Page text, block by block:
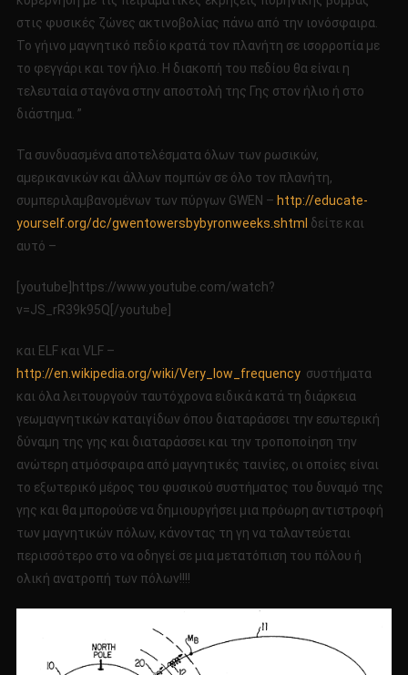
στις φυσικές ζώνες ακτινοβολίας πάνω από την ιονόσφαιρα.
Το γήινο μαγνητικό πεδίο κρατά τον πλανήτη σε ισορροπία με
το φεγγάρι και τον ήλιο. Η διακοπή του πεδίου θα είναι η
τελευταία σταγόνα στην αποστολή της Γης στον ήλιο ή στο
διάστημα. ”
Τα συνδυασμένα αποτελέσματα όλων των ρωσικών,
αμερικανικών και άλλων πομπών σε όλο τον πλανήτη,
συμπεριλαμβανομένων των πύργων GWEN – http://educate-
yourself.org/dc/gwentowersbybyronweeks.shtml δείτε και
αυτό –
[youtube]https://www.youtube.com/watch?
v=JS_rR39k95Q[/youtube]
και ELF και VLF –
http://en.wikipedia.org/wiki/Very_low_frequencyσυστήματα
και όλα λειτουργούν ταυτόχρονα ειδικά κατά τη διάρκεια
γεωμαγνητικών καταιγίδων όπου διαταράσσει την εσωτερική
δύναμη της γης και διαταράσσει και την τροποποίηση την
ανώτερη ατμόσφαιρα από μαγνητικές ταινίες, οι οποίες είναι
το εξωτερικό μέρος του φυσικού συστήματος του δυναμό της
γης και θα μπορούσε να δημιουργήσει μια πρόωρη αντιστροφή
των μαγνητικών πόλων, κάνοντας τη γη να ταλαντεύεται
περισσότερο στο να οδηγεί σε μια μετατόπιση του πόλου ή
ολική ανατροπή των πόλων!!!!